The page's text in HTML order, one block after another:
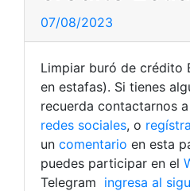
07/08/2023
Limpiar buró de crédito
en estafas). Si tienes
recuerda contactarnos
redes sociales, o
un comentario en esta
puedes participar en el
Telegram ingresa al